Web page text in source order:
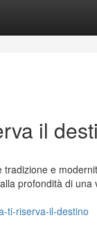
il
tradizione e
profondità di una
ti-riserva-il-destino